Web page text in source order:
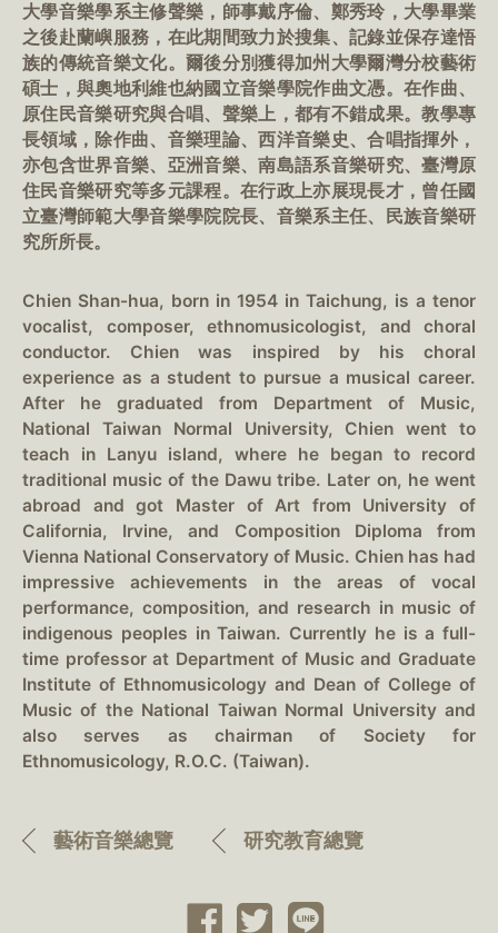
大學音樂學系主修聲樂，師事戴序倫、鄭秀玲，大學畢業
之後赴蘭嶼服務，在此期間致力於搜集、記錄並保存達悟
族的傳統音樂文化。爾後分別獲得加州大學爾灣分校藝術
碩士，與奧地利維也納國立音樂學院作曲文憑。在作曲、
原住民音樂研究與合唱、聲樂上，都有不錯成果。教學專
長領域，除作曲、音樂理論、西洋音樂史、合唱指揮外，
亦包含世界音樂、亞洲音樂、南島語系音樂研究、臺灣原
住民音樂研究等多元課程。在行政上亦展現長才，曾任國
立臺灣師範大學音樂學院院長、音樂系主任、民族音樂研
究所所長。
Chien Shan-hua, born in 1954 in Taichung, is a tenor
vocalist, composer, ethnomusicologist, and choral
conductor. Chien was inspired by his choral
experience as a student to pursue a musical career.
After he graduated from Department of Music,
National Taiwan Normal University, Chien went to
teach in Lanyu island, where he began to record
traditional music of the Dawu tribe. Later on, he went
abroad and got Master of Art from University of
California, Irvine, and Composition Diploma from
Vienna National Conservatory of Music. Chien has had
impressive achievements in the areas of vocal
performance, composition, and research in music of
indigenous peoples in Taiwan. Currently he is a full-
time professor at Department of Music and Graduate
Institute of Ethnomusicology and Dean of College of
Music of the National Taiwan Normal University and
also serves as chairman of Society for
Ethnomusicology, R.O.C. (Taiwan).
藝術音樂總覽 研究教育總覽